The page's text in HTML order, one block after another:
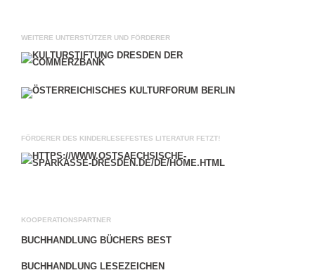
WEITERE UNTERSTÜTZER UND FÖRDERER
FÖRDERER DES KINDERLESEFESTES LITERATUR FETZT!
KOOPERATIONSPARTNER
BUCHHANDLUNG BÜCHERS BEST
BUCHHANDLUNG LESEZEICHEN